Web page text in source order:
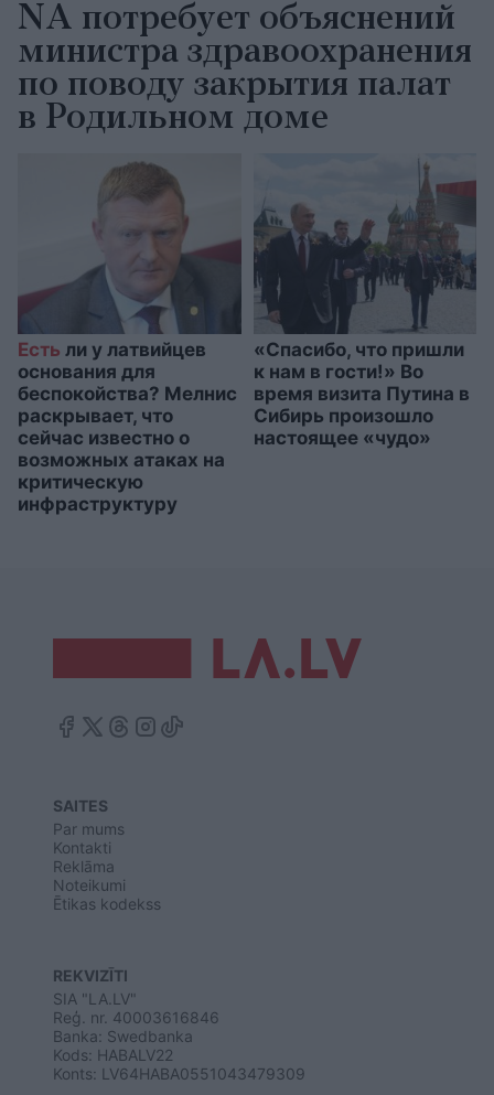
NA потребует объяснений
министра здравоохранения
по поводу закрытия палат
в Родильном доме
Есть ли у латвийцев
основания для
беспокойства? Мелнис
раскрывает, что
сейчас известно о
возможных атаках на
критическую
инфраструктуру
«Спасибо, что пришли
к нам в гости!» Во
время визита Путина в
Сибирь произошло
настоящее «чудо»
SAITES
Par mums
Kontakti
Reklāma
Noteikumi
Ētikas kodekss
REKVIZĪTI
SIA "LA.LV"
Reģ. nr. 40003616846
Banka: Swedbanka
Kods: HABALV22
Konts: LV64HABA0551043479309